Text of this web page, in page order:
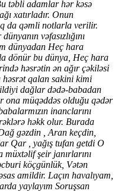
təbli adamlar hər kəsə
xatırladır. Onun
da qəmli notlarla verilir.
vəfasızlığını
dünyadan Heç hara
dönür bu dünya, Heç hara
həsrətin ən ağır çəkiləsi
həsrət qalan sakini kimi
dağlar dədə-babadan
ona müqəddəs olduğu qədər
inanclarını
həkk olur. Burada
gəzdin , Aran keçdin,
Qar , yağış tufan getdi O
müxtəlif şeir janırlarını
köçgünlük, Vətən
amildir. Laçın havalıyam,
yaylayım Soruşsan